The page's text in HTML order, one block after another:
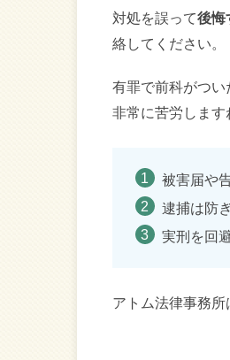
対処を誤って後悔
絡してください。
有罪で前科がつ
非常に苦労します
被害届や
逮捕は防
実刑を回
アトム法律事務所